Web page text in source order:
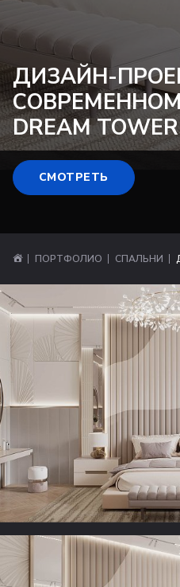
ДИЗАЙН-
DREAM
СМОТРЕТЬ
ПОРТФОЛИО СПАЛЬНИ